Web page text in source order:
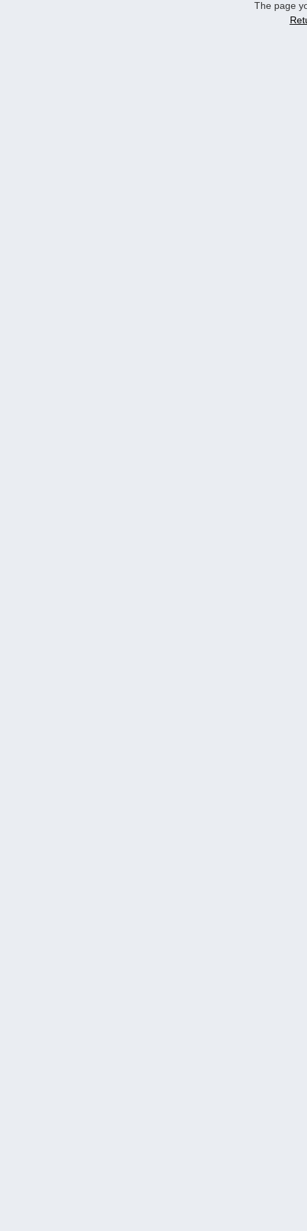
The page